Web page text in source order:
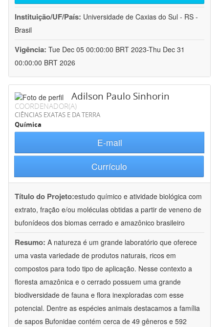
Instituição/UF/País: Universidade de Caxias do Sul - RS -
Brasil
Vigência: Tue Dec 05 00:00:00 BRT 2023-Thu Dec 31
00:00:00 BRT 2026
Adilson Paulo Sinhorin
COORDENADOR(A)
CIÊNCIAS EXATAS E DA TERRA
Química
E-mail
Currículo
Título do Projeto:estudo químico e atividade biológica com
extrato, fração e/ou moléculas obtidas a partir de veneno de
bufonídeos dos biomas cerrado e amazônico brasileiro
Resumo: A natureza é um grande laboratório que oferece
uma vasta variedade de produtos naturais, ricos em
compostos para todo tipo de aplicação. Nesse contexto a
floresta amazônica e o cerrado possuem uma grande
biodiversidade de fauna e flora inexploradas com esse
potencial. Dentre as espécies animais destacamos a família
de sapos Bufonidae contém cerca de 49 gêneros e 592